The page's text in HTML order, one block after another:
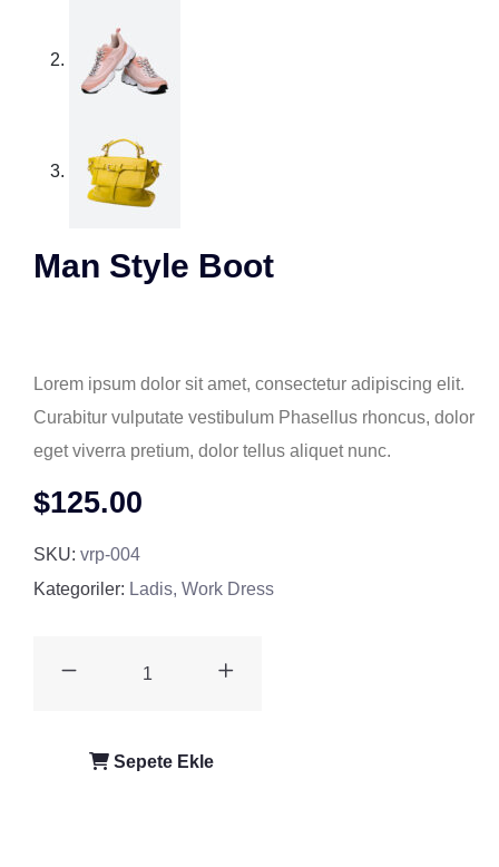
Man Style Boot
Lorem ipsum dolor sit amet, consectetur adipiscing elit.
Curabitur vulputate vestibulum Phasellus rhoncus, dolor
eget viverra pretium, dolor tellus aliquet nunc.
$125.00
SKU: vrp-004
Kategoriler: Ladis, Work Dress
Sepete Ekle